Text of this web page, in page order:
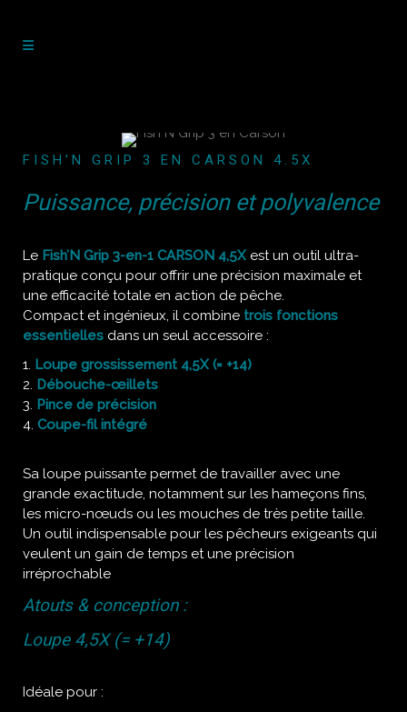
FISH’N GRIP 3 EN CARSON 4.5X
Puissance, précision et polyvalence
Le Fish’N Grip 3-en-1 CARSON 4,5X est un outil ultra-
pratique conçu pour offrir une précision maximale et
une efficacité totale en action de pêche.
Compact et ingénieux, il combine trois fonctions
essentielles dans un seul accessoire :
Loupe grossissement 4,5X (= +14)
Débouche-œillets
Pince de précision
Coupe-fil intégré
Sa loupe puissante permet de travailler avec une
grande exactitude, notamment sur les hameçons fins,
les micro-nœuds ou les mouches de très petite taille.
Un outil indispensable pour les pêcheurs exigeants qui
veulent un gain de temps et une précision
irréprochable
Atouts & conception :
Loupe 4,5X (= +14)
Idéale pour :